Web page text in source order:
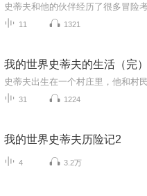
11 1321
我的世界史蒂夫的生活（完）
31 1224
我的世界史蒂夫历险记2
4 3.2万